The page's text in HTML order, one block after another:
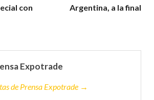
con
Argentina, a la final
Expotrade
de Prensa Expotrade →